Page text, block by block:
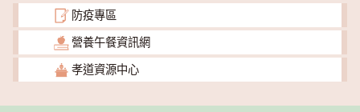
防疫專區
營養午餐資訊網
孝道資源中心